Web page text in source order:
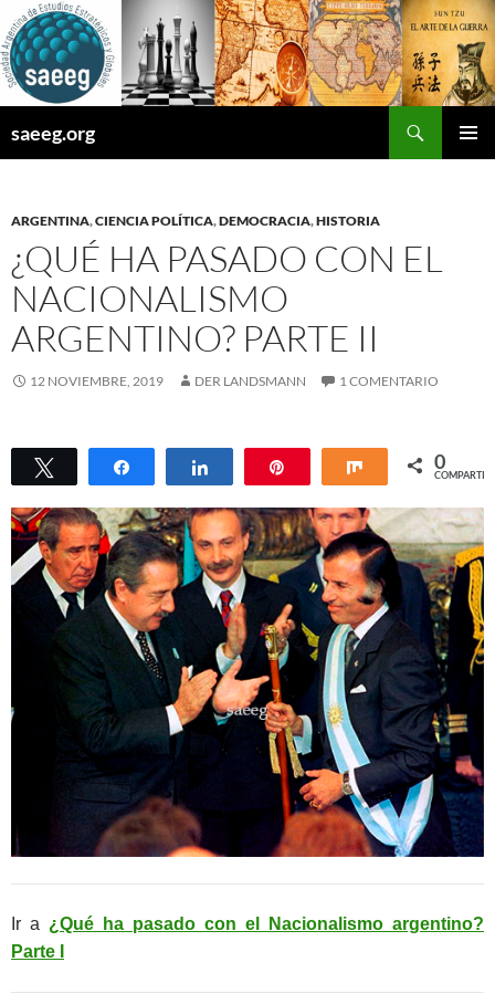
Saltar
al
contenido
saeeg.org
ARGENTINA,CIENCIA POLÍTICA,DEMOCRACIA,HISTORIA
¿QUÉ HA PASADO CON EL
NACIONALISMO
ARGENTINO? PARTE II
12 NOVIEMBRE, 2019 DER LANDSMANN 1 COMENTARIO
Twittear Compartir Compartir Compartir
0
COMPARTIR
Ir a ¿Qué ha pasado con el Nacionalismo argentino?
Parte I